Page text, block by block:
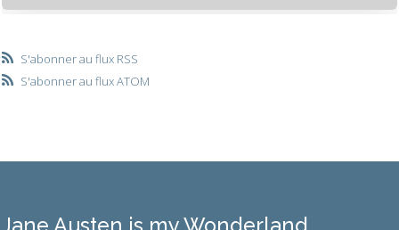
S'abonner au flux RSS
S'abonner au flux ATOM
Jane Austen is my Wonderland